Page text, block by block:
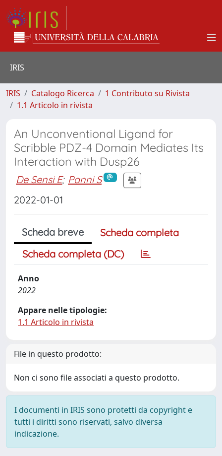
IRIS
IRIS Catalogo Ricerca
1 Contributo su Rivista
1.1 Articolo in rivista
An Unconventional Ligand for
Scribble PDZ-4 Domain Mediates Its
Interaction with Dusp26
De Sensi E; Panni S
2022-01-01
Scheda breve
Scheda completa
Scheda completa (DC)
Anno
2022
Appare nelle tipologie:
1.1 Articolo in rivista
File in questo prodotto:
Non ci sono file associati a questo prodotto.
I documenti in IRIS sono protetti da copyright e
tutti i diritti sono riservati, salvo diversa
indicazione.